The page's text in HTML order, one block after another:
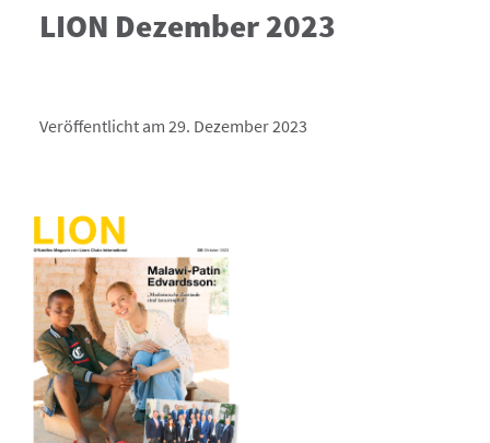
LION Dezember 2023
Veröffentlicht am 29. Dezember 2023